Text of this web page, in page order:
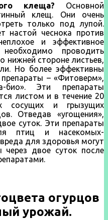
клеща? Основной
клещ. Они очень
только под лупой.
настой чеснока против
и эффективное
проводить
нижней стороне листьев,
Но более эффективны
– «Фитоверм»,
био». Эти препараты
листом и в течение 20
сосущих и грызущих
Отведав «угощения»,
суток. Эти препараты
птиц и насекомых-
для здоровья могут
через двое суток после
огурцов
урожай.